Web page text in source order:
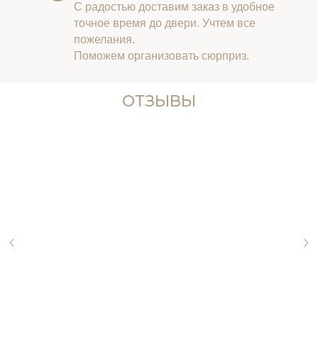
С радостью доставим заказ в удобное
точное время до двери. Учтем все
пожелания.
Поможем организовать сюрприз.
ОТЗЫВЫ